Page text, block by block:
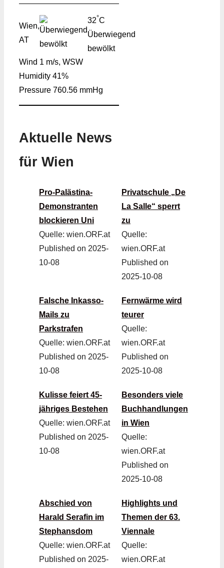
Wien,
AT
32°C
Überwiegend
bewölkt
Wind 1 m/s, WSW
Humidity 41%
Pressure 760.56 mmHg
Aktuelle News
für Wien
Pro-Palästina-
Demonstranten
blockieren Uni
Quelle: wien.ORF.at
Published on 2025-
10-08
Privatschule „De
La Salle“ sperrt
zu
Quelle:
wien.ORF.at
Published on
2025-10-08
Falsche Inkasso-
Mails zu
Parkstrafen
Quelle: wien.ORF.at
Published on 2025-
10-08
Fernwärme wird
teurer
Quelle:
wien.ORF.at
Published on
2025-10-08
Kulisse feiert 45-
jähriges Bestehen
Quelle: wien.ORF.at
Published on 2025-
10-08
Besonders viele
Buchhandlungen
in Wien
Quelle:
wien.ORF.at
Published on
2025-10-08
Abschied von
Harald Serafin im
Stephansdom
Quelle: wien.ORF.at
Published on 2025-
Highlights und
Themen der 63.
Viennale
Quelle:
wien.ORF.at